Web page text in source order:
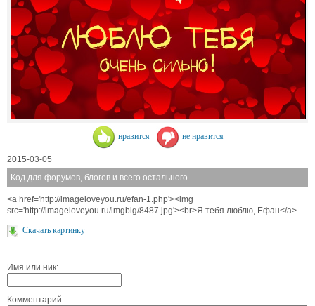
нравится не нравится
2015-03-05
Код для форумов, блогов и всего остального
<a href='http://imageloveyou.ru/efan-1.php'><img
src='http://imageloveyou.ru/imgbig/8487.jpg'><br>Я тебя люблю, Ефан</a>
Скачать картинку
Имя или ник:
Комментарий: